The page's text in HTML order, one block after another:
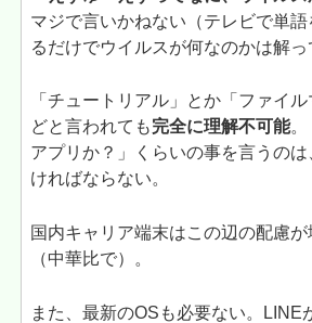
マジで言いかねない（テレビで単
るだけでウイルスが何なのかは解っ
「チュートリアル」とか「ファイ
どと言われても完全に理解不可能。
アプリか？」くらいの事を言うの
ければならない。
国内キャリア端末はこの辺の配慮
（中華比で）。
また、最新のOSも必要ない。LINE